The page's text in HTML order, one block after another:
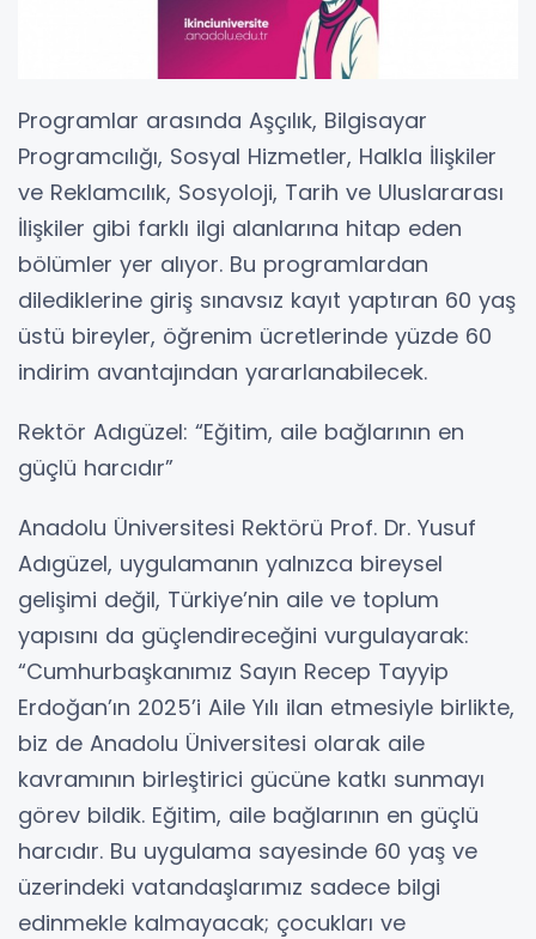
Programlar arasında Aşçılık, Bilgisayar
Programcılığı, Sosyal Hizmetler, Halkla İlişkiler
ve Reklamcılık, Sosyoloji, Tarih ve Uluslararası
İlişkiler gibi farklı ilgi alanlarına hitap eden
bölümler yer alıyor. Bu programlardan
dilediklerine giriş sınavsız kayıt yaptıran 60 yaş
üstü bireyler, öğrenim ücretlerinde yüzde 60
indirim avantajından yararlanabilecek.
Rektör Adıgüzel: “Eğitim, aile bağlarının en
güçlü harcıdır”
Anadolu Üniversitesi Rektörü Prof. Dr. Yusuf
Adıgüzel, uygulamanın yalnızca bireysel
gelişimi değil, Türkiye’nin aile ve toplum
yapısını da güçlendireceğini vurgulayarak:
“Cumhurbaşkanımız Sayın Recep Tayyip
Erdoğan’ın 2025’i Aile Yılı ilan etmesiyle birlikte,
biz de Anadolu Üniversitesi olarak aile
kavramının birleştirici gücüne katkı sunmayı
görev bildik. Eğitim, aile bağlarının en güçlü
harcıdır. Bu uygulama sayesinde 60 yaş ve
üzerindeki vatandaşlarımız sadece bilgi
edinmekle kalmayacak; çocukları ve